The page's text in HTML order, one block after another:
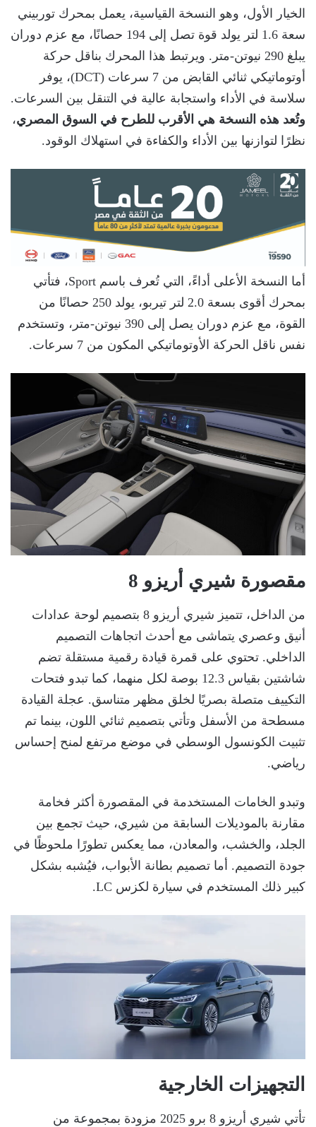
الخيار الأول، وهو النسخة القياسية، يعمل بمحرك توربيني
سعة 1.6 لتر يولد قوة تصل إلى 194 حصانًا، مع عزم دوران
يبلغ 290 نيوتن-متر. ويرتبط هذا المحرك بناقل حركة
أوتوماتيكي ثنائي القابض من 7 سرعات (DCT)، يوفر
سلاسة في الأداء واستجابة عالية في التنقل بين السرعات.
وتُعد هذه النسخة هي الأقرب للطرح في السوق المصري،
نظرًا لتوازنها بين الأداء والكفاءة في استهلاك الوقود.
أما النسخة الأعلى أداءً، التي تُعرف باسم Sport، فتأتي
بمحرك أقوى بسعة 2.0 لتر تيربو، يولد 250 حصانًا من
القوة، مع عزم دوران يصل إلى 390 نيوتن-متر، وتستخدم
نفس ناقل الحركة الأوتوماتيكي المكون من 7 سرعات.
مقصورة شيري أريزو 8
من الداخل، تتميز شيري أريزو 8 بتصميم لوحة عدادات
أنيق وعصري يتماشى مع أحدث اتجاهات التصميم
الداخلي. تحتوي على قمرة قيادة رقمية مستقلة تضم
شاشتين بقياس 12.3 بوصة لكل منهما، كما تبدو فتحات
التكييف متصلة بصريًا لخلق مظهر متناسق. عجلة القيادة
مسطحة من الأسفل وتأتي بتصميم ثنائي اللون، بينما تم
تثبيت الكونسول الوسطي في موضع مرتفع لمنح إحساس
رياضي.
وتبدو الخامات المستخدمة في المقصورة أكثر فخامة
مقارنة بالموديلات السابقة من شيري، حيث تجمع بين
الجلد، والخشب، والمعادن، مما يعكس تطورًا ملحوظًا في
جودة التصميم. أما تصميم بطانة الأبواب، فيُشبه بشكل
كبير ذلك المستخدم في سيارة لكزس LC.
التجهيزات الخارجية
تأتي شيري أريزو 8 برو 2025 مزودة بمجموعة من